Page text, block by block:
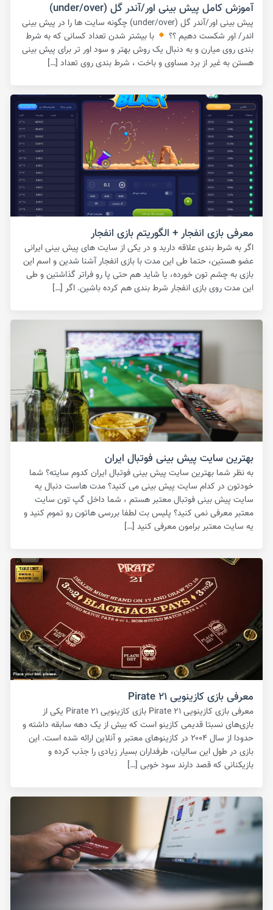
آموزش کامل پیش بینی اور/آندر گل (under/over)
پیش بینی اور/آندر گل (under/over) چگونه سایت ها را در پیش بینی
اندر/ اور شکست دهیم ؟؟
با بیشتر شدن تعداد کسانی که به شرط
بندی روی میارن و به دنبال یک روش بهتر و سود اور تر برای پیش بینی
هستن به غیر از برد مساوی و باخت ، شرط بندی روی تعداد […]
معرفی بازی انفجار + الگوریتم بازی انفجار
اگر به شرط بندی علاقه دارید و در یکی از سایت های پیش بینی ایرانی
عضو هستین، حتما طی این مدت با بازی انفجار آشنا شدین و اسم این
بازی به چشم تون خورده، یا شاید هم حتی پا رو فراتر گذاشتین و طی
این مدت روی بازی انفجار شرط بندی هم کرده باشین. اگر […]
بهترین سایت پیش بینی فوتبال ایران
به نظر شما بهترین سایت پیش بینی فوتبال ایران کدوم سایته؟ شما
خودتون در کدام سایت پیش بینی می کنید؟ مدت هاست دنبال یه
سایت پیش بینی فوتبال معتبر هستم ، شما داخل گپ تون سایت
معتبر معرفی نمی کنید؟ پلیس بت لطفا بررسی هاتون رو تموم کنید و
یه سایت معتبر برامون معرفی کنید […]
معرفی بازی کازینویی Pirate ۲۱
معرفی بازی کازینویی Pirate ۲۱ بازی کازینویی Pirate ۲۱ یکی از
بازی‌های نسبتا قدیمی کازینو است که بیش از یک دهه سابقه داشته و
حدودا از سال ۲۰۰۴ در کازینوهای معتبر و آنلاین ارائه شده است. این
بازی در طول این سالیان، طرفداران بسیار زیادی را جذب کرده و
بازیکنانی که قصد دارند سود خوبی […]